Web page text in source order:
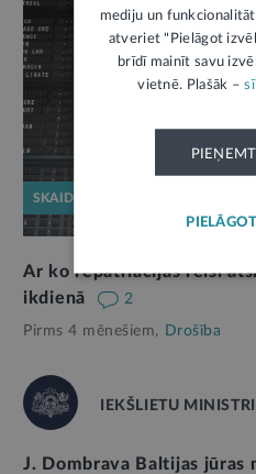
SKAIDROJUMS
Ar ko repatriācijas reisi
ikdienā
2
Pirms 4 mēnešiem, Drošība
IEKŠLIETU
J. Dombrava Baltijas jūras
mediju un
atveriet "Pielāgot
brīdī mainīt savu
vietnē. Plašāk –